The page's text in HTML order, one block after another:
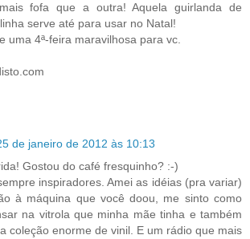
fofa que a outra! Aquela guirlanda de
serve até para usar no Natal!
uma 4ª-feira maravilhosa para vc.
de janeiro de 2012 às 10:13
Gostou do café fresquinho? :-)
inspiradores. Amei as idéias (pra variar)
à máquina que você doou, me sinto como
na vitrola que minha mãe tinha e também
coleção enorme de vinil. E um rádio que mais